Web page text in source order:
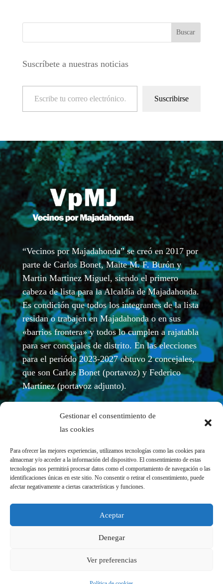
Gestionar el consentimiento de
las cookies
Para ofrecer las mejores experiencias, utilizamos tecnologías como las cookies para
almacenar y/o acceder a la información del dispositivo. El consentimiento de estas
tecnologías nos permitirá procesar datos como el comportamiento de navegación o las
identificaciones únicas en este sitio. No consentir o retirar el consentimiento, puede
afectar negativamente a ciertas características y funciones.
Aceptar
Denegar
Ver preferencias
Suscríbete a nuestras noticias
Escribe tu correo electrónico…
Suscribirse
“Vecinos por Majadahonda” se creó en 2017 por
parte de Carlos Bonet, Maite M. F. Burón y
Martin Martinez Miguel, siendo el primero
cabeza de lista para la Alcaldía de Majadahonda.
Es condición que todos los integrantes de la lista
residan o trabajen en Majadahonda o en sus
«barrios frontera» y todos lo cumplen a rajatabla
para ser concejales de distrito. En las elecciones
para el periódo 2023-2027 obtuvo 2 concejales,
que son Carlos Bonet (portavoz) y Federico
Martínez (portavoz adjunto).
REDES SOCIALES